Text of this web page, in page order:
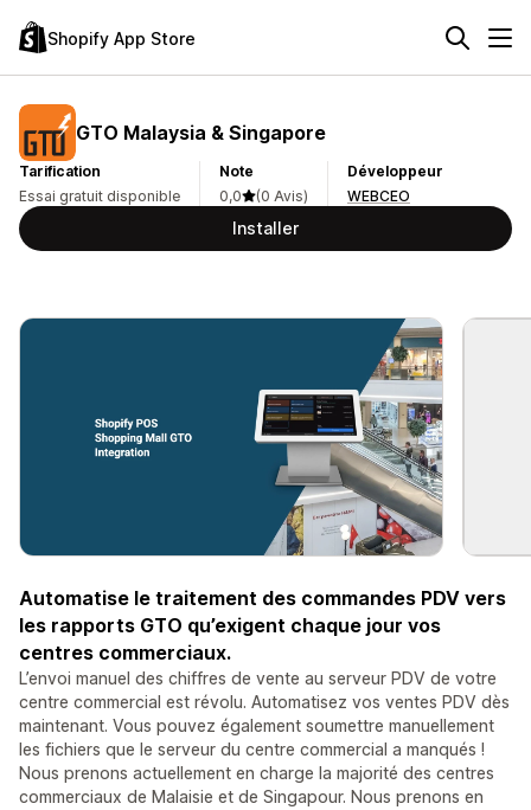
Shopify App Store
GTO Malaysia & Singapore
Tarification
Essai gratuit disponible
Note
0,0
(0 Avis)
Développeur
WEBCEO
Installer
Automatise le traitement des commandes PDV vers
les rapports GTO qu’exigent chaque jour vos
centres commerciaux.
L’envoi manuel des chiffres de vente au serveur PDV de votre
centre commercial est révolu. Automatisez vos ventes PDV dès
maintenant. Vous pouvez également soumettre manuellement
les fichiers que le serveur du centre commercial a manqués !
Nous prenons actuellement en charge la majorité des centres
commerciaux de Malaisie et de Singapour. Nous prenons en